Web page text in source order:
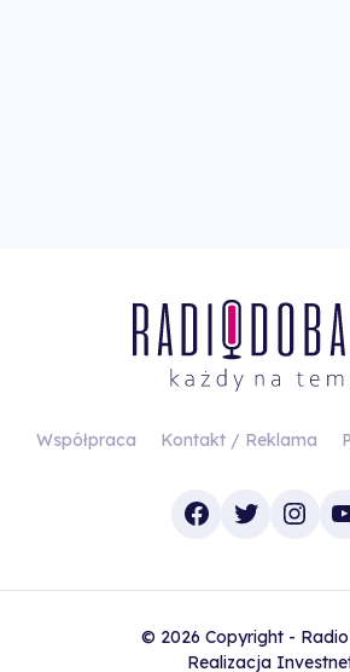
Współpraca Kontakt / Reklama
Facebook
Twitter
© 2026 Copyright -
Realizacja